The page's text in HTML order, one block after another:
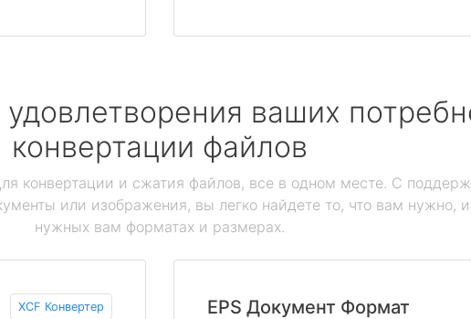
ваших
конвертации файлов
конвертации и сжатия файлов, все в одном месте. С
или изображения, вы легко найдете то, что вам нужно,
нужных вам форматах и размерах.
XCF Конвертер EPS Документ Формат